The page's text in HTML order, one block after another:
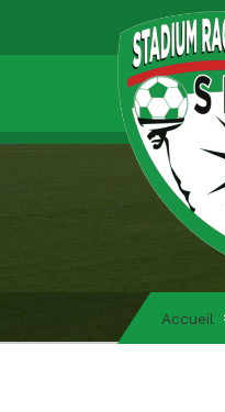
Accueil